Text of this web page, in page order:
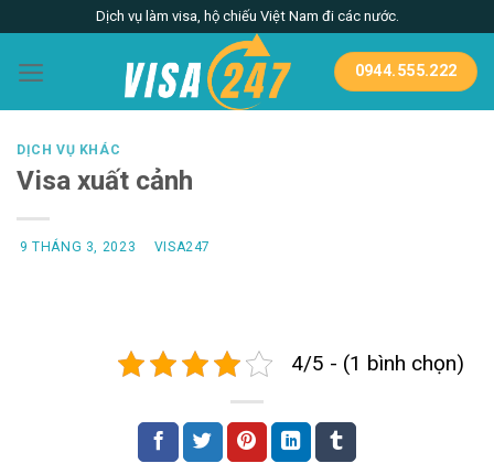
content
Dịch vụ làm visa, hộ chiếu Việt Nam đi các nước.
0944.555.222
DỊCH VỤ KHÁC
Visa xuất cảnh
9 THÁNG 3, 2023 VISA247
4/5 - (1 bình chọn)